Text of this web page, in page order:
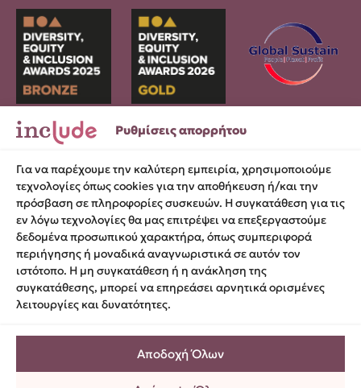
Ρυθμίσεις απορρήτου
Για να παρέχουμε την καλύτερη εμπειρία, χρησιμοποιούμε
τεχνολογίες όπως cookies για την αποθήκευση ή/και την
πρόσβαση σε πληροφορίες συσκευών. Η συγκατάθεση για τις
εν λόγω τεχνολογίες θα μας επιτρέψει να επεξεργαστούμε
δεδομένα προσωπικού χαρακτήρα, όπως συμπεριφορά
περιήγησης ή μοναδικά αναγνωριστικά σε αυτόν τον
ιστότοπο. Η μη συγκατάθεση ή η ανάκληση της
συγκατάθεσης, μπορεί να επηρεάσει αρνητικά ορισμένες
λειτουργίες και δυνατότητες.
Αποδοχή Όλων
Σωκράτους 29, 105 52, Αθήνα
hello@include.org.gr
Αριθμός ΓΕΜΗ 171-139-101-000
Όροι χρήσης
Πολιτική cookies
Δήλωση προσβασιμότητας